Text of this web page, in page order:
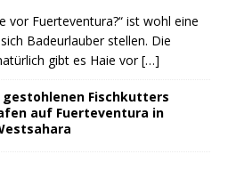
vor Fuerteventura?“ ist wohl eine
Badeurlauber stellen. Die
gibt es Haie vor[…]
gestohlenen Fischkutters
auf Fuerteventura in